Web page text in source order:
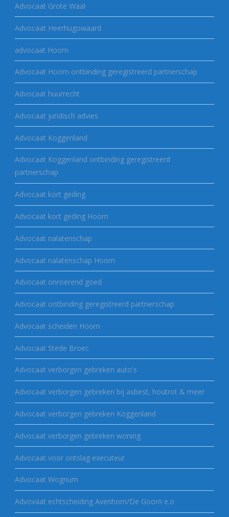
Advocaat Grote Waal
Advocaat Heerhugowaard
advocaat Hoorn
Advocaat Hoorn ontbinding geregistreerd partnerschap
Advocaat huurrecht
Advocaat juridisch advies
Advocaat Koggenland
Advocaat Koggenland ontbinding geregistreerd
partnerschap
Advocaat kort geding
Advocaat kort geding Hoorn
Advocaat nalatenschap
Advocaat nalatenschap Hoorn
Advocaat onroerend goed
Advocaat ontbinding geregistreerd partnerschap
Advocaat scheiden Hoorn
Advocaat Stede Broec
Advocaat verborgen gebreken auto's
Advocaat verborgen gebreken bij asbest, houtrot & meer
Advocaat verborgen gebreken Koggenland
Advocaat verborgen gebreken woning
Advocaat voor ontslag executeur
Advocaat Wognum
Advovaat echtscheiding Avenhorn/De Goorn e.o